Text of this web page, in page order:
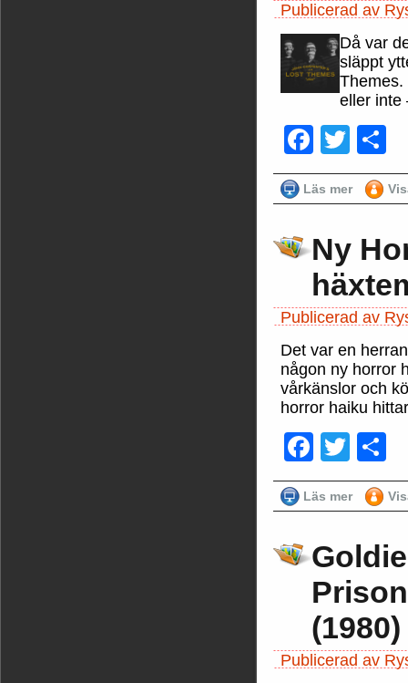
Publicerad av
Då var
släppt
Themes.
eller inte
Läs mer
Ny
Publicerad av
Det var en
någon ny horror
vårkänslor och
horror haiku
Läs mer
(1980)
Publicerad av